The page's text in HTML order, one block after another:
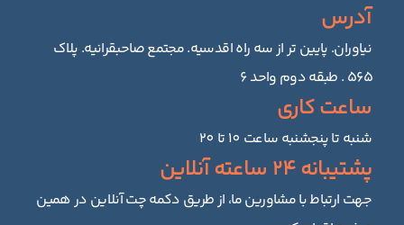
آدرس
نیاوران. پایین تر از سه راه اقدسیه. مجتمع صاحبقرانیه. پلاک
۵۶۵ . طبقه دوم واحد ۶
ساعت کاری
شنبه تا پنجشنبه ساعت 10 تا 20
پشتیبانه 24 ساعته آنلاین
جهت ارتباط با مشاورین ما، از طریق دکمه چت آنلاین در همین